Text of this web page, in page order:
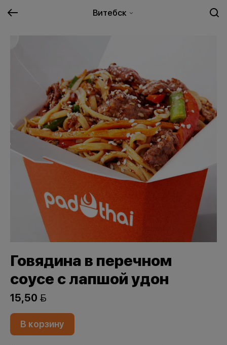
Витебск
Говядина в перечном
соусе с лапшой удон
15,50 
В корзину